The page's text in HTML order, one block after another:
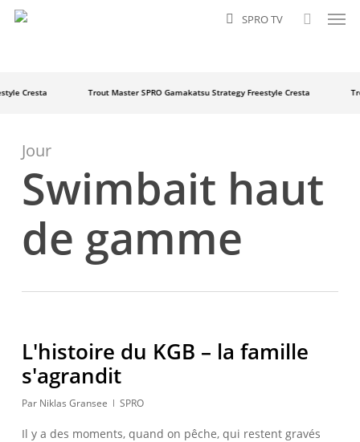
Passer
SPRO TV
Cresta Trout Master SPRO Gamakatsu Strategy Freestyle Cresta
Jour
Swimbait haut
de gamme
L'histoire du KGB – la famille
s'agrandit
Par Niklas Gransee SPRO
Il y a des moments, quand on pêche, qui restent gravés